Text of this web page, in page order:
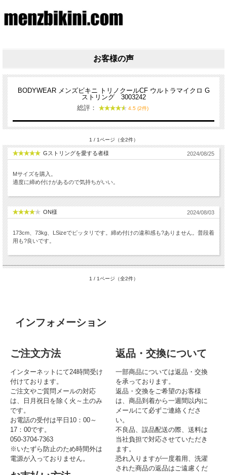
お客様の声
BODYWEAR メンズビキニ トリノクールCF ウルトラマイクロ G
ストリング 3003242
総評：
4.5 (2件)
1 / 1ページ（全2件）
Gストリングを愛する者様 2024/08/25
Mサイズを購入。
適度に締め付けがあるので気持ちがいい。
ON様 2024/08/03
173cm、73kg、LSizeでピッタリです。締め付けの違和感も?ありません。普段着
用も?良いです。
1 / 1ページ（全2件）
インフォメーション
ご注文方法
インターネットにて24時間受け
付けております。
ご注文やご質問メールの対応
は、日月祝日を除く火～土のみ
です。
お電話の受付は平日10：00～
17：00です。
050-3704-7363
※いたずら防止のため時間外は
電源が入っておりません。
返品・交換について
一部商品については返品・交換
を承っております。
返品・交換をご希望のお客様
は、商品到着から一週間以内に
メールにて必ずご連絡くださ
い。
不良品、誤品配送の際、送料は
当社負担で対応させていただき
ます。
恐れ入りますが一度着用、洗濯
された商品の返品はご遠慮くだ